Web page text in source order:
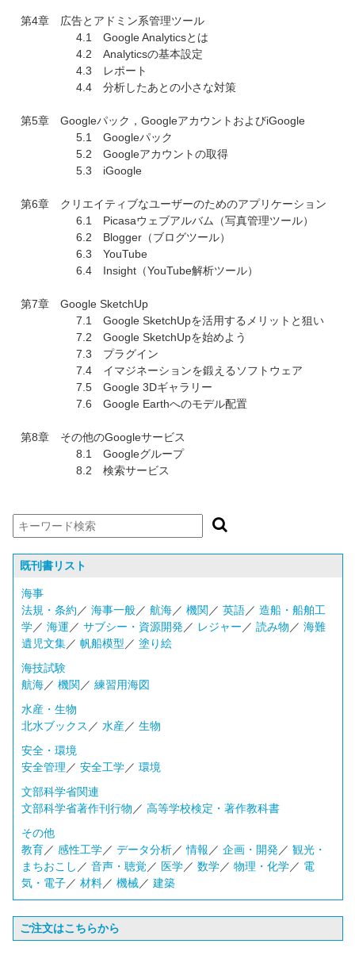
第4章 広告とアドミン系管理ツール
4.1 Google Analyticsとは
4.2 Analyticsの基本設定
4.3 レポート
4.4 分析したあとの小さな対策
第5章 Googleパック，GoogleアカウントおよびiGoogle
5.1 Googleパック
5.2 Googleアカウントの取得
5.3 iGoogle
第6章 クリエイティブなユーザーのためのアプリケーション
6.1 Picasaウェブアルバム（写真管理ツール）
6.2 Blogger（ブログツール）
6.3 YouTube
6.4 Insight（YouTube解析ツール）
第7章 Google SketchUp
7.1 Google SketchUpを活用するメリットと狙い
7.2 Google SketchUpを始めよう
7.3 プラグイン
7.4 イマジネーションを鍛えるソフトウェア
7.5 Google 3Dギャラリー
7.6 Google Earthへのモデル配置
第8章 その他のGoogleサービス
8.1 Googleグループ
8.2 検索サービス
既刊書リスト
海事
法規・条約 ／ 海事一般／ 航海／ 機関 ／ 英語／ 造船・船舶工
学／ 海運 ／ サブシー・資源開発 ／ レジャー ／ 読み物 ／ 海難
遺児文集／ 帆船模型 ／ 塗り絵
海技試験
航海／ 機関 ／ 練習用海図
水産・生物
北水ブックス ／ 水産／ 生物
安全・環境
安全管理 ／ 安全工学／ 環境
文部科学省関連
文部科学省著作刊行物 ／ 高等学校検定・著作教科書
その他
教育／ 感性工学／ データ分析／情報 ／ 企画・開発 ／ 観光・
まちおこし ／ 音声・聴覚 ／ 医学／ 数学／ 物理・化学／ 電
気・電子／ 材料／ 機械／ 建築
ご注文はこちらから